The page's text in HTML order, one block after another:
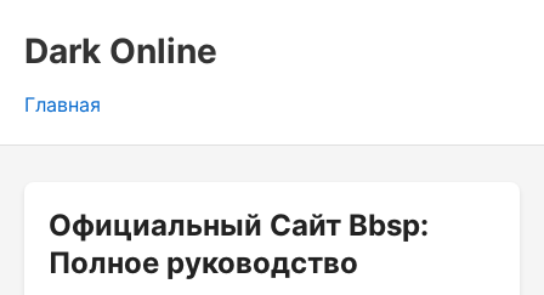
Dark Online
Главная
Официальный Сайт Bbsp:
Полное руководство